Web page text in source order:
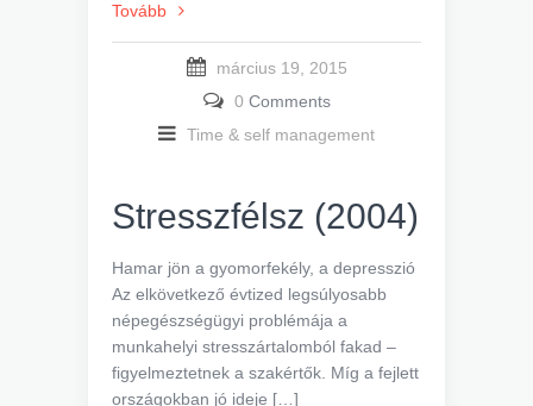
Tovább
március 19, 2015
0 Comments
Time & self management
Stresszfélsz (2004)
Hamar jön a gyomorfekély, a depresszió
Az elkövetkező évtized legsúlyosabb
népegészségügyi problémája a
munkahelyi stresszártalomból fakad –
figyelmeztetnek a szakértők. Míg a fejlett
országokban jó ideje […]